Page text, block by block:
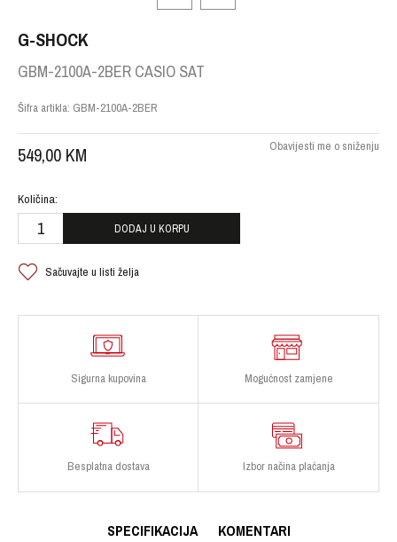
G-SHOCK
GBM-2100A-2BER CASIO SAT
Šifra artikla: GBM-2100A-2BER
549,00 KM Obavijesti me o sniženju
Količina:
DODAJ U KORPU
Sačuvajte u listi želja
Sigurna kupovina Mogućnost zamjene
Besplatna dostava Izbor načina plaćanja
SPECIFIKACIJA
KOMENTARI